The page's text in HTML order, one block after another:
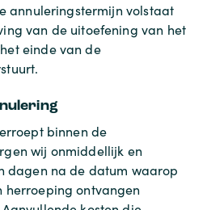
annuleringstermijn volstaat
van de uitoefening van het
einde van de
binnen de
wij onmiddellijk en
dagen na de datum waarop
herroeping ontvangen